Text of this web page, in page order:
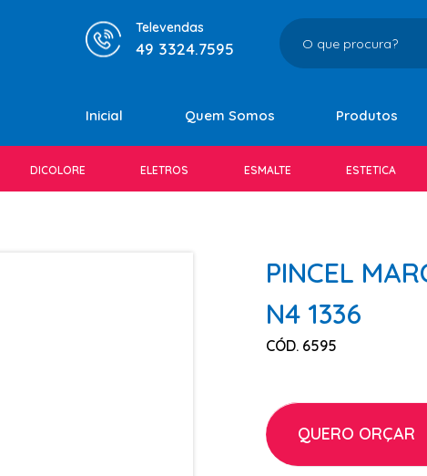
Televendas
49 3324.7595
Inicial Quem Somos Produtos
DICOLORE ELETROS ESMALTE ESTETICA
PINCEL
N4 1336
CÓD. 6595
QUERO ORÇAR